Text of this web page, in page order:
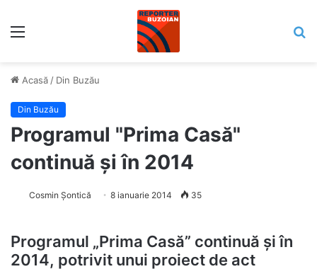
Acasă / Din Buzău
Din Buzău
Programul "Prima Casă"
continuă și în 2014
Cosmin Șontică 8 ianuarie 2014 35
Programul „Prima Casă” continuă şi în
2014, potrivit unui proiect de act